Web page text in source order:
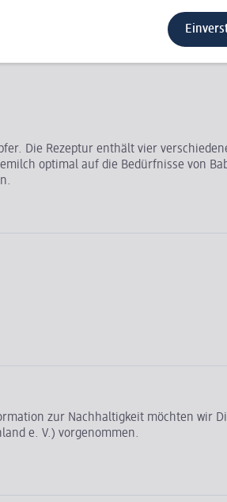
Die Rezeptur enthält vier
optimal auf die Bedürfnisse von
zur Nachhaltigkeit möchten wir
e. V.) vorgenommen.